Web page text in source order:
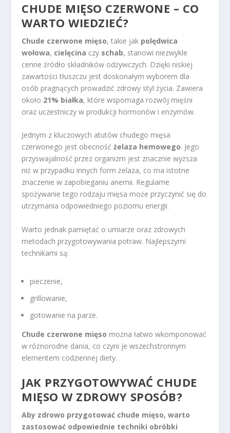
CHUDE MIĘSO CZERWONE – CO
WARTO WIEDZIEĆ?
Chude czerwone mięso, takie jak polędwica
wołowa, cielęcina czy schab, stanowi niezwykle
cenne źródło składników odżywczych. Dzięki niskiej
zawartości tłuszczu jest doskonałym wyborem dla
osób pragnących prowadzić zdrowy styl życia. Zawiera
około 21% białka, które wspomaga rozwój mięśni
oraz uczestniczy w produkcji hormonów i enzymów.
Jednym z kluczowych atutów chudego mięsa
czerwonego jest obecnośćżelaza hemowego. Jego
przyswajalność przez organizm jest znacznie wyższa
niż w przypadku innych form żelaza, co ma istotne
znaczenie w zapobieganiu anemii. Regularne
spożywanie tego rodzaju mięsa może przyczynić się do
utrzymania odpowiedniego poziomu energii.
Warto jednak pamiętać o umiarze oraz zdrowych
metodach przygotowywania potraw. Najlepszymi
technikami są:
pieczenie,
grillowanie,
gotowanie na parze.
Chude czerwone mięso można łatwo wkomponować
w różnorodne dania, co czyni je wszechstronnym
elementem codziennej diety.
JAK PRZYGOTOWYWAĆ CHUDE
MIĘSO W ZDROWY SPOSÓB?
Aby zdrowo przygotować chude mięso, warto
zastosować odpowiednie techniki obróbki